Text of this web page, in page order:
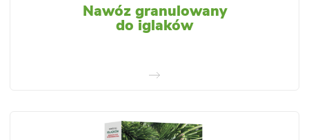
Nawóz granulowany
do iglaków